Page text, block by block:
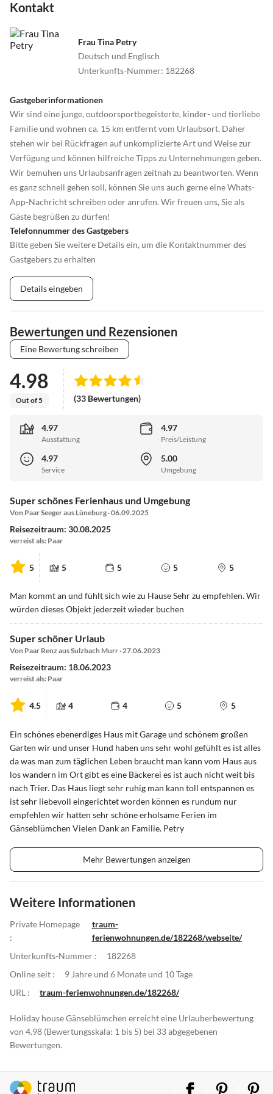
gestellt werden)
Segway-Parcours, Rodelbahn und Wasserski-Seilbahn
- Geocachen in den Wäldern um Osburg
- Besuch und Führung durch das Schieferbergwerk Fell
- Kanufahren auf einem kleinen Grenzfluss zwischen Deutschland
- Felsklettern an bis zu 36m hohen Sandsteinwänden am Rande des
Müllerthals
- Die höchste Erhebung von Rheinland-Pfalz: Der Erbeskopf – Im
Winter Skihang, im Sommer Wanderberg
- Besuch der Riveristalsperre
Oder einfach nur relaxen auf der Terrasse, während sich der Hund
im Garten austobt.
Bei Fragen zu Sehenswürdigkeiten, Wanderwegen und anderen
Unternehmungen stehen wir selbstverständlich gerne zur
Verfügung.
Aktuelle Veranstaltungen und Termine finden Sie auch auf unserer
Internetseite:
https://sites.google.com/view/fabelhafte-ferien/mosel/aktuelles
Kontakt
Frau Tina Petry
Deutsch und Englisch
Unterkunfts-Nummer: 182268
Gastgeberinformationen
Wir sind eine junge, outdoorsportbegeisterte, kinder- und tierliebe
Familie und wohnen ca. 15 km entfernt vom Urlaubsort. Daher
stehen wir bei Rückfragen auf unkomplizierte Art und Weise zur
Verfügung und können hilfreiche Tipps zu Unternehmungen geben.
Wir bemühen uns Urlaubsanfragen zeitnah zu beantworten. Wenn
es ganz schnell gehen soll, können Sie uns auch gerne eine Whats-
App-Nachricht schreiben oder anrufen. Wir freuen uns, Sie als
Gäste begrüßen zu dürfen!
Telefonnummer des Gastgebers
Bitte geben Sie weitere Details ein, um die Kontaktnummer des
Gastgebers zu erhalten
Details eingeben
Bewertungen und Rezensionen
Eine Bewertung schreiben
4.98
Out of 5 (33 Bewertungen)
4.97
Ausstattung
4.97
Preis/Leistung
4.97
Service
5.00
Umgebung
Super schönes Ferienhaus und Umgebung
Von Paar Seeger aus Lüneburg · 06.09.2025
Reisezeitraum: 30.08.2025
verreist als: Paar
5 5 5 5 5
Man kommt an und fühlt sich wie zu Hause Sehr zu empfehlen. Wir
würden dieses Objekt jederzeit wieder buchen
Super schöner Urlaub
Von Paar Renz aus Sulzbach Murr · 27.06.2023
Reisezeitraum: 18.06.2023
verreist als: Paar
4.5 4 4 5 5
Ein schönes ebenerdiges Haus mit Garage und schönem großen
Garten wir und unser Hund haben uns sehr wohl gefühlt es ist alles
da was man zum täglichen Leben braucht man kann vom Haus aus
los wandern im Ort gibt es eine Bäckerei es ist auch nicht weit bis
nach Trier. Das Haus liegt sehr ruhig man kann toll entspannen es
ist sehr liebevoll eingerichtet worden können es rundum nur
empfehlen wir hatten sehr schöne erholsame Ferien im
Gänseblümchen Vielen Dank an Familie. Petry
Mehr Bewertungen anzeigen
Weitere Informationen
Private Homepage
:
traum-
ferienwohnungen.de/182268/webseite/
Unterkunfts-Nummer :
182268
Online seit :
9 Jahre und 6 Monate und 10 Tage
URL :
traum-ferienwohnungen.de/182268/
Holiday house Gänseblümchen erreicht eine Urlauberbewertung
von 4.98 (Bewertungsskala: 1 bis 5) bei 33 abgegebenen
Bewertungen.